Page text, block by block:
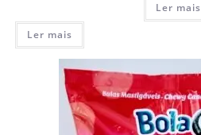
Ler mais
Ler mais